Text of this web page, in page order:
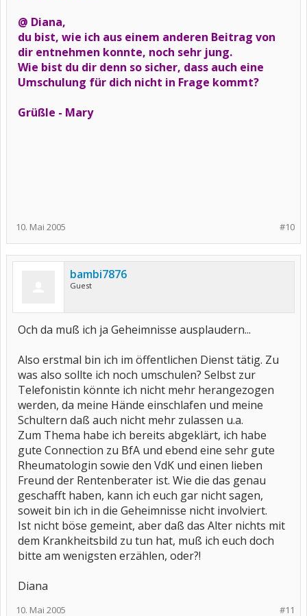
@ Diana,
du bist, wie ich aus einem anderen Beitrag von
dir entnehmen konnte, noch sehr jung.
Wie bist du dir denn so sicher, dass auch eine
Umschulung für dich nicht in Frage kommt?
Grüßle - Mary
#10
10. Mai 2005
bambi7876
Guest
Och da muß ich ja Geheimnisse ausplaudern...
Also erstmal bin ich im öffentlichen Dienst tätig. Zu
was also sollte ich noch umschulen? Selbst zur
Telefonistin könnte ich nicht mehr herangezogen
werden, da meine Hände einschlafen und meine
Schultern daß auch nicht mehr zulassen u.a.
Zum Thema habe ich bereits abgeklärt, ich habe
gute Connection zu BfA und ebend eine sehr gute
Rheumatologin sowie den VdK und einen lieben
Freund der Rentenberater ist. Wie die das genau
geschafft haben, kann ich euch gar nicht sagen,
soweit bin ich in die Geheimnisse nicht involviert.
Ist nicht böse gemeint, aber daß das Alter nichts mit
dem Krankheitsbild zu tun hat, muß ich euch doch
bitte am wenigsten erzählen, oder?!
Diana
#11
10. Mai 2005